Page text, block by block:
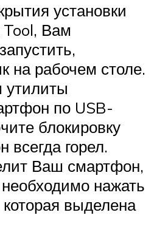
установки
Вам
на рабочем столе.
утилиты
по USB-
блокировку
всегда горел.
Ваш смартфон,
нажать
которая выделена